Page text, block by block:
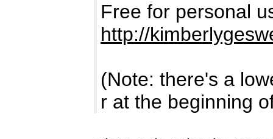
Free for personal
http://
(Note: there's a
r at the beginning